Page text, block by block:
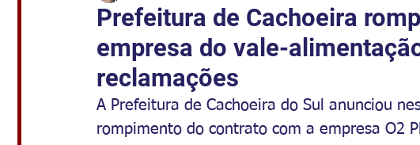
Prefeitura de Cachoeira
empresa do vale-
reclamações
A Prefeitura de Cachoeira do Sul anunciou
rompimento do contrato com a empresa O2